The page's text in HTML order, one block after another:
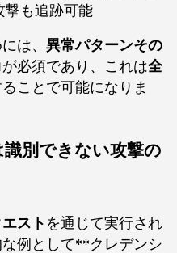
撃も追跡可能
は、 異常パターンその
必須であり、これは全
ことで可能になりま
別できない攻撃の
スト を通じて実行され
例として**クレデンシ